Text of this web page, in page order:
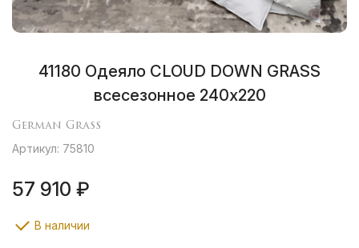
41180 Одеяло CLOUD DOWN GRASS
всесезонное 240х220
German Grass
Артикул: 75810
57 910 ₽
В наличии